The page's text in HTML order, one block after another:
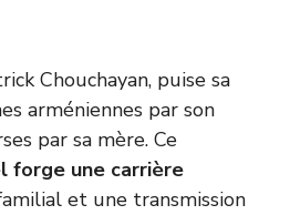
Chouchayan, puise sa
arméniennes par son
par sa mère. Ce
forge une carrière
et une transmission